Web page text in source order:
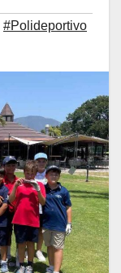
#Polideportivo